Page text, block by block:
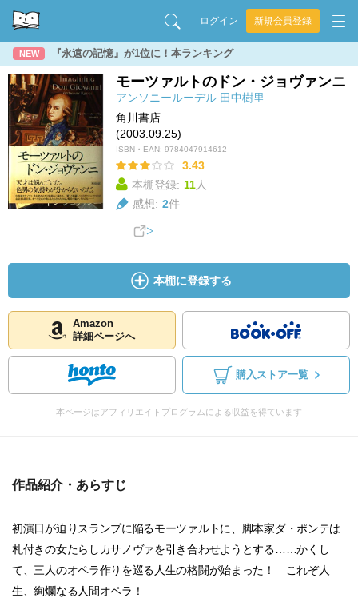
ログイン 新規会員登録
NEW 『永遠の記憶』が1位に！本ランキング
モーツァルトのドン・ジョヴァンニ
アンソニールーデル 田中樹里
角川書店
(2003.09.25)
ISBN・EAN: 9784047914612
3.43
本棚登録: 11人
感想: 2件
本棚に登録する
Amazon
詳細ページへ
購入ストア一覧
本ページはアフィリエイトプログラムによる収益を得ています
作品紹介・あらすじ
初演日が迫りスランプに陥るモーツァルトに、脚本家ダ・ポンテは
札付きの女たらしカサノヴァを引き合わせようとする……かくし
て、三人のオペラ作りを巡る人生の格闘が始まった！ これぞ人
生、絢爛なる人間オペラ！